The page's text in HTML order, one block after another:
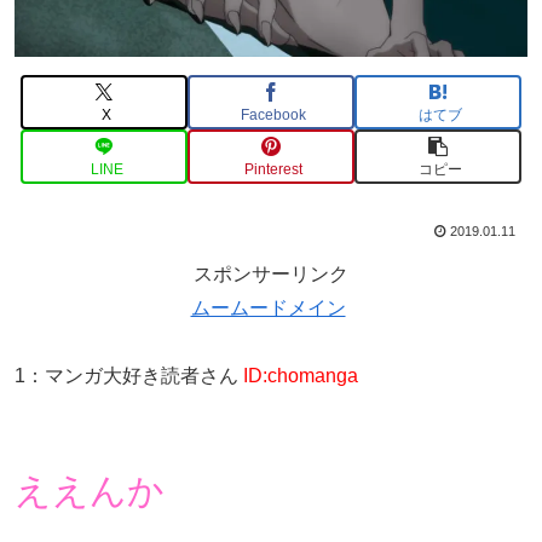
X Facebook はてブ
LINE Pinterest コピー
2019.01.11
スポンサーリンク
ムームードメイン
1 ： マンガ大好き読者さん ID:chomanga
ええんか